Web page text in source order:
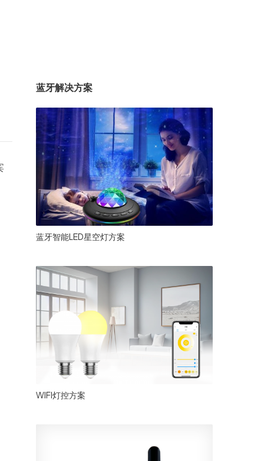
蓝牙解决方案
蓝牙智能LED星空灯方案
WIFI灯控方案